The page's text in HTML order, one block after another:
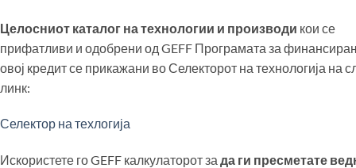
Целосниот каталог на технологии и производи кои се
прифатливи и одобрени од GEFF Програмата за
овој кредит се прикажани во Селекторот на технологија на
линк:
Селектор на техлогија
Искористете го GEFF калкулаторот за да ги пресметате